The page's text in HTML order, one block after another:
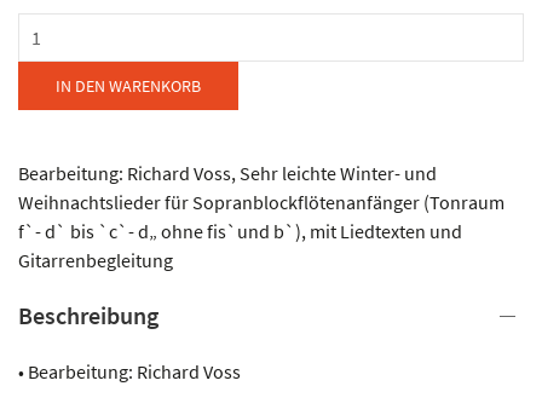
Ricordi
Schneemann
Weihnachtsmann
Menge
IN DEN WARENKORB
Bearbeitung: Richard Voss, Sehr leichte Winter- und
Weihnachtslieder für Sopranblockflötenanfänger (Tonraum
f`- d` bis `c`- d„ ohne fis`und b`), mit Liedtexten und
Gitarrenbegleitung
Beschreibung
• Bearbeitung: Richard Voss